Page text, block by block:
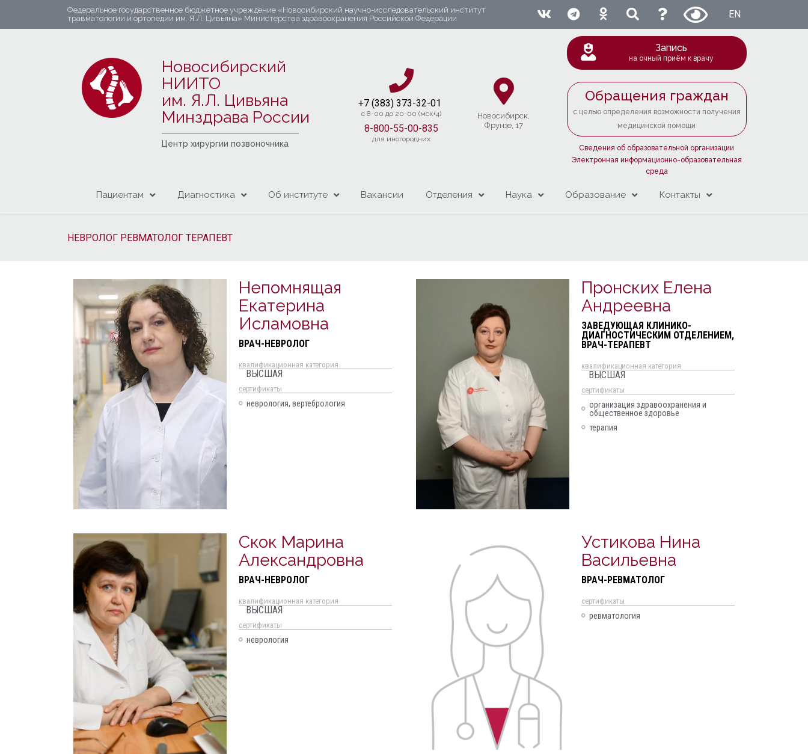
Федеральное государственное бюджетное учреждение «Новосибирский научно-исследовательский институт
травматологии и ортопедии им. Я.Л. Цивьяна» Министерства здравоохранения Российской Федерации
EN
Новосибирский
НИИТО
им. Я.Л. Цивьяна
Минздрава России
Центр хирургии позвоночника
+7 (383) 373-32-01​
c 8-00 до 20-00 (мск+4)
8-800-55-00-835
для иногородних
Новосибирcк,
Фрунзе, 17
Запись
на очный приём к врачу
Обращения граждан
с целью определения возможности получения
медицинской помощи
Сведения об образовательной организации
Электронная информационно-образовательная
среда
Пациентам Диагностика Об институте Вакансии Отделения Наука Образование Контакты
НЕВРОЛОГ РЕВМАТОЛОГ ТЕРАПЕВТ
Непомнящая
Екатерина
Исламовна
ВРАЧ-НЕВРОЛОГ
квалификационная категория
ВЫСШАЯ
cертификаты
неврология, вертебрология
Пронских Елена
Андреевна
ЗАВЕДУЮЩАЯ КЛИНИКО-
ДИАГНОСТИЧЕСКИМ ОТДЕЛЕНИЕМ,
ВРАЧ-ТЕРАПЕВТ
квалификационная категория
ВЫСШАЯ
cертификаты
организация здравоохранения и
общественное здоровье
терапия
Скок Марина
Александровна
ВРАЧ-НЕВРОЛОГ
квалификационная категория
ВЫСШАЯ
cертификаты
неврология
Устикова Нина
Васильевна
ВРАЧ-РЕВМАТОЛОГ
cертификаты
ревматология